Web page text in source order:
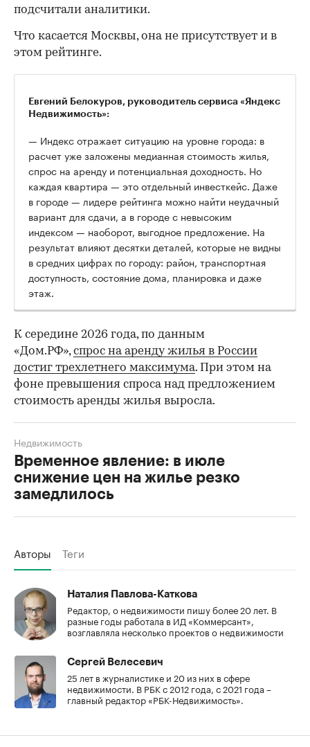
подсчитали аналитики.
Что касается Москвы, она не присутствует и в
этом рейтинге.
Евгений Белокуров, руководитель сервиса «Яндекс
Недвижимость»:
— Индекс отражает ситуацию на уровне города: в
расчет уже заложены медианная стоимость жилья,
спрос на аренду и потенциальная доходность. Но
каждая квартира — это отдельный инвесткейс. Даже
в городе — лидере рейтинга можно найти неудачный
вариант для сдачи, а в городе с невысоким
индексом — наоборот, выгодное предложение. На
результат влияют десятки деталей, которые не видны
в средних цифрах по городу: район, транспортная
доступность, состояние дома, планировка и даже
этаж.
К середине 2026 года, по данным
«Дом.РФ»,спрос на аренду жилья в России
достиг трехлетнего максимума. При этом на
фоне превышения спроса над предложением
стоимость аренды жилья выросла.
Временное явление: в июле
снижение цен на жилье резко
замедлилось
Недвижимость
Авторы Теги
Наталия Павлова-Каткова
Редактор, о недвижимости пишу более 20 лет. В
разные годы работала в ИД «Коммерсант»,
возглавляла несколько проектов о недвижимости
Сергей Велесевич
25 лет в журналистике и 20 из них в сфере
недвижимости. В РБК с 2012 года, с 2021 года –
главный редактор «РБК-Недвижимость».